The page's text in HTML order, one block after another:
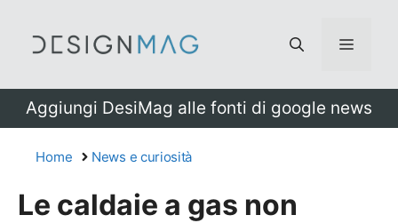
Menu
Aggiungi DesiMag alle fonti di google news
Home News e curiosità
Le caldaie a gas non